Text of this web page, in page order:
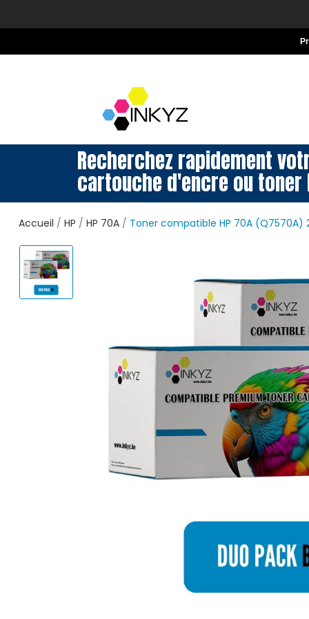
Recherchez rapidement
cartouche d'encre ou toner
Accueil HP HP 70A Toner compatible HP 70A (Q7570A)